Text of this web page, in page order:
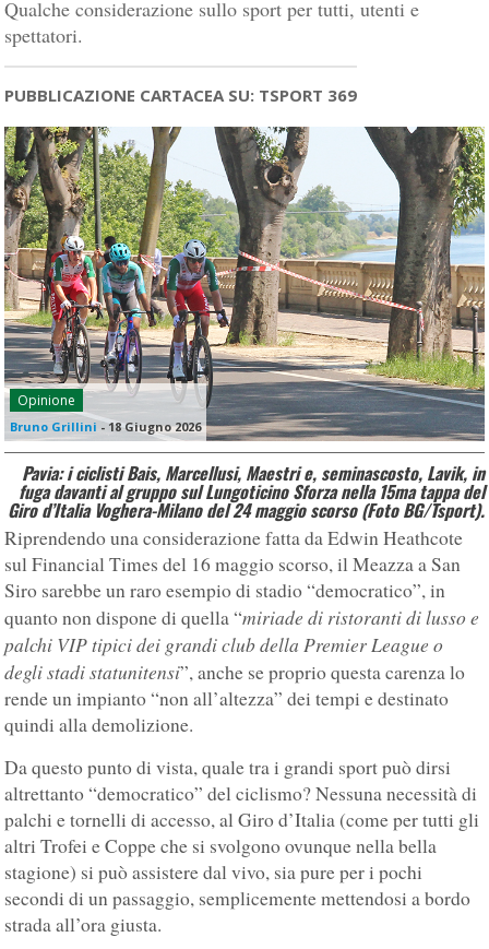
Qualche considerazione sullo sport per tutti, utenti e
spettatori.
PUBBLICAZIONE CARTACEA SU: TSPORT 369
Opinione
Bruno Grillini -18 Giugno 2026
Pavia: i ciclisti Bais, Marcellusi, Maestri e, seminascosto, Lavik, in
fuga davanti al gruppo sul Lungoticino Sforza nella 15ma tappa del
Giro d’Italia Voghera-Milano del 24 maggio scorso (Foto BG/Tsport).
Riprendendo una considerazione fatta da Edwin Heathcote
sul Financial Times del 16 maggio scorso, il Meazza a San
Siro sarebbe un raro esempio di stadio “democratico”, in
quanto non dispone di quella “miriade di ristoranti di lusso e
palchi VIP tipici dei grandi club della Premier League o
degli stadi statunitensi”, anche se proprio questa carenza lo
rende un impianto “non all’altezza” dei tempi e destinato
quindi alla demolizione.
Da questo punto di vista, quale tra i grandi sport può dirsi
altrettanto “democratico” del ciclismo? Nessuna necessità di
palchi e tornelli di accesso, al Giro d’Italia (come per tutti gli
altri Trofei e Coppe che si svolgono ovunque nella bella
stagione) si può assistere dal vivo, sia pure per i pochi
secondi di un passaggio, semplicemente mettendosi a bordo
strada all’ora giusta.